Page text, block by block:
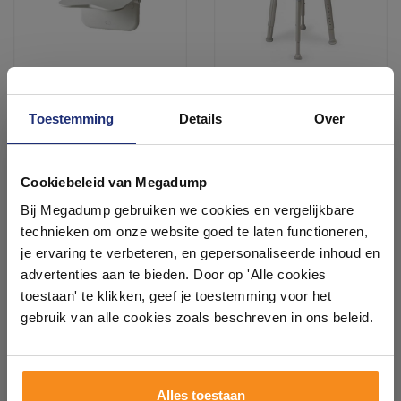
Toestemming Details Over
Cookiebeleid van Megadump
Bij Megadump gebruiken we cookies en vergelijkbare
technieken om onze website goed te laten functioneren,
je ervaring te verbeteren, en gepersonaliseerde inhoud en
advertenties aan te bieden. Door op 'Alle cookies
toestaan' te klikken, geef je toestemming voor het
gebruik van alle cookies zoals beschreven in ons beleid.
Alles toestaan
Douchezitting Etac Relax
292,82
242,00
Meer info
Douchekruk Etac Easy
119,79
99,00
Meer info
badkamers in onze 1000 m²
showroom
Laat je inspireren door 21 volledig ingerichte
badkameropstellingen – van compact tot luxe. Onze
ervaren adviseurs helpen je persoonlijk, en je vindt
tegels & sanitair direct uit voorraad. Gratis parkeren
op eigen terrein.